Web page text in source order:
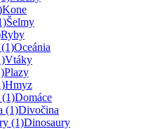
Kone
Šelmy
Ryby
Oceánia
Vtáky
Plazy
Hmyz
Domáce
Divočina
Dinosaury